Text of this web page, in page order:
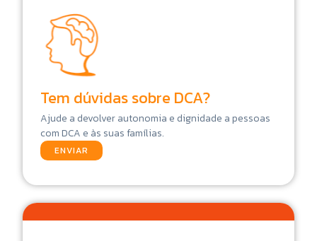
Tem dúvidas sobre DCA?
Ajude a devolver autonomia e dignidade a pessoas
com DCA e às suas famílias.
ENVIAR